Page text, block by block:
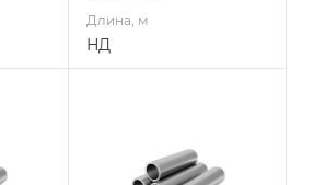
Длина, м
НД